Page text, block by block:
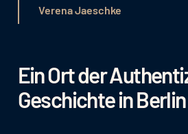
Verena Jaeschke
Ein Ort der
Geschichte in Berlin